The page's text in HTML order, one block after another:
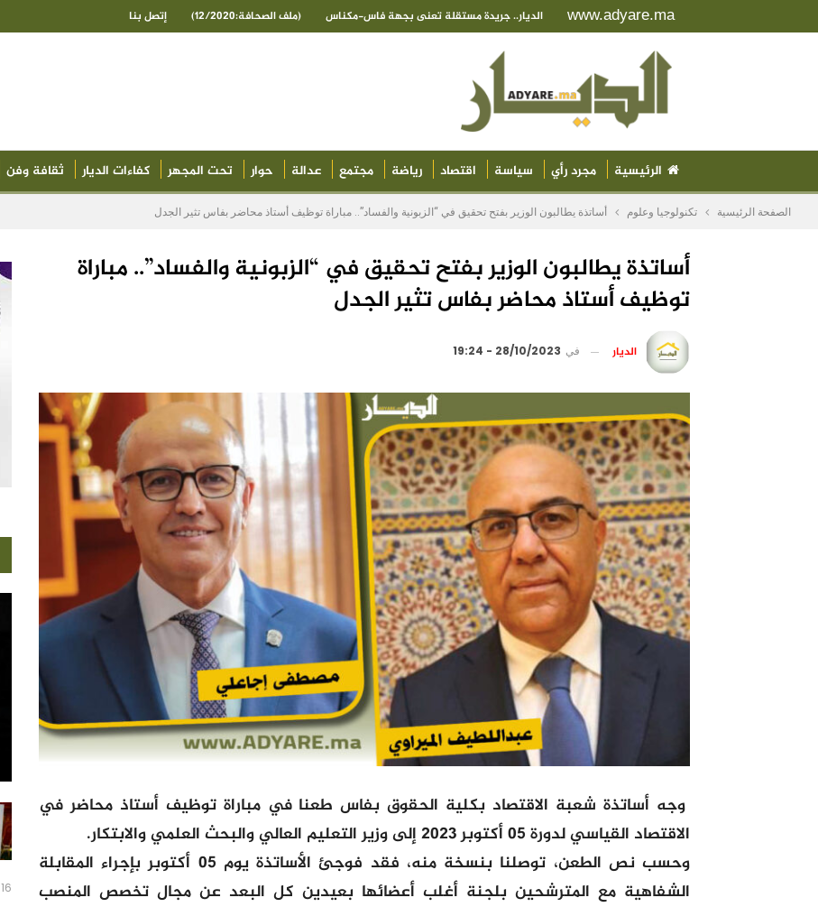
www.adyare.ma الديار.. جريدة مستقلة تعنى بجهة فاس-مكناس (ملف الصحافة:12/2020) إتصل بنا
الرئيسية مجرد رأي سياسة اقتصاد رياضة مجتمع عدالة حوار تحت المجهر كفاءات الديار ثقافة وفن
الصفحة الرئيسية تكنولوجيا وعلوم أساتذة يطالبون الوزير بفتح تحقيق في “الزبونية والفساد”.. مباراة توظيف أستاذ محاضر بفاس تثير الجدل
أساتذة يطالبون الوزير بفتح تحقيق في “الزبونية والفساد”.. مباراة
توظيف أستاذ محاضر بفاس تثير الجدل
الديار في 28/10/2023 - 19:24
وجه أساتذة شعبة الاقتصاد بكلية الحقوق بفاس طعنا في مباراة توظيف أستاذ محاضر في
الاقتصاد القياسي لدورة 05 أكتوبر 2023 إلى وزير التعليم العالي والبحث العلمي والابتكار.
وحسب نص الطعن، توصلنا بنسخة منه، فقد فوجئ الأساتذة يوم 05 أكتوبر بإجراء المقابلة
الشفاهية مع المترشحين بلجنة أغلب أعضائها بعيدين كل البعد عن مجال تخصص المنصب
16 ساعة منذ